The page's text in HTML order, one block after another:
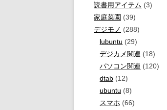
読書用アイテム (3)
家庭菜園 (39)
デジモノ (288)
lubuntu (29)
デジカメ関連 (18)
パソコン関連 (120)
dtab (12)
ubuntu (8)
スマホ (66)